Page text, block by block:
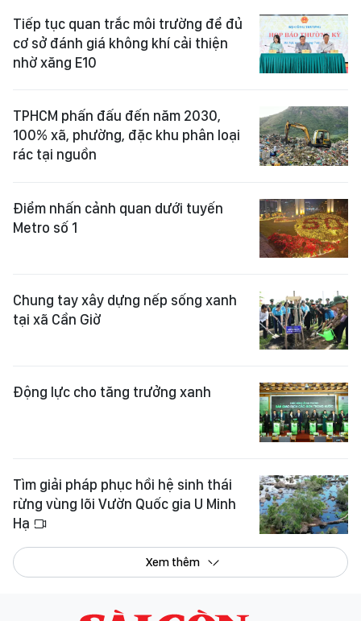
Tiếp tục quan trắc môi trường để đủ
cơ sở đánh giá không khí cải thiện
nhờ xăng E10
TPHCM phấn đấu đến năm 2030,
100% xã, phường, đặc khu phân loại
rác tại nguồn
Điểm nhấn cảnh quan dưới tuyến
Metro số 1
Chung tay xây dựng nếp sống xanh
tại xã Cần Giờ
Động lực cho tăng trưởng xanh
Tìm giải pháp phục hồi hệ sinh thái
rừng vùng lõi Vườn Quốc gia U Minh
Hạ
Xem thêm